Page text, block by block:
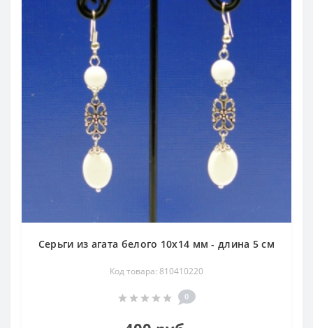
Серьги из агата белого 10х14 мм - длина 5 см
Код товара: 810410220
0